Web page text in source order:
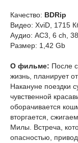
Качество: BDRip
Видео: XviD, 1715
Аудио: AC3, 6 ch,
Размер: 1,42 Gb
О фильме: После
жизнь, планирует
Накануне поездки
чувственной
оборачивается
вторгается,
Милы. Встреча,
опасностью,